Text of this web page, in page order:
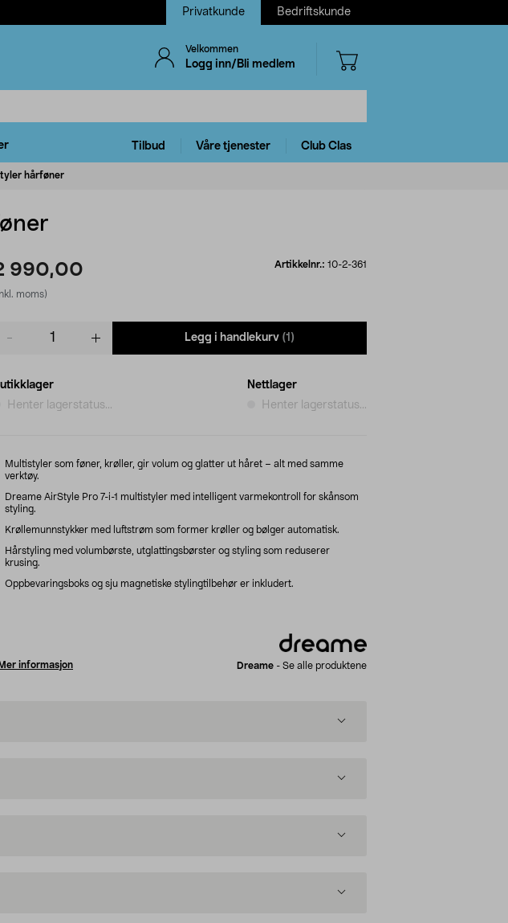
Privatkunde Bedriftskunde
Velkommen
Logg inn/Bli medlem
Tilbud Våre tjenester Club Clas
hårføner
990,00
moms)
Artikkelnr.: 10-2-361
Legg i handlekurv (1)
Henter lagerstatus...
Nettlager
Henter lagerstatus...
Multistyler som føner, krøller, gir volum og glatter ut håret – alt med samme
verktøy.
Dreame AirStyle Pro 7-i-1 multistyler med intelligent varmekontroll for skånsom
styling.
Krøllemunnstykker med luftstrøm som former krøller og bølger automatisk.
Hårstyling med volumbørste, utglattingsbørster og styling som reduserer
krusing.
Oppbevaringsboks og sju magnetiske stylingtilbehør er inkludert.
Mer informasjon Dreame - Se alle produktene